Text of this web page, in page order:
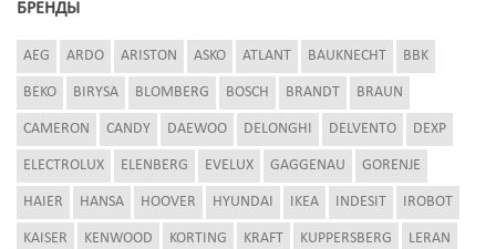
БРЕНДЫ
AEG ARDO ARISTON ASKO ATLANT BAUKNECHT BBK
BEKO BIRYSA BLOMBERG BOSCH BRANDT BRAUN
CAMERON CANDY DAEWOO DELONGHI DELVENTO DEXP
ELECTROLUX ELENBERG EVELUX GAGGENAU GORENJE
HAIER HANSA HOOVER HYUNDAI IKEA INDESIT IROBOT
KAISER KENWOOD KORTING KRAFT KUPPERSBERG LERAN